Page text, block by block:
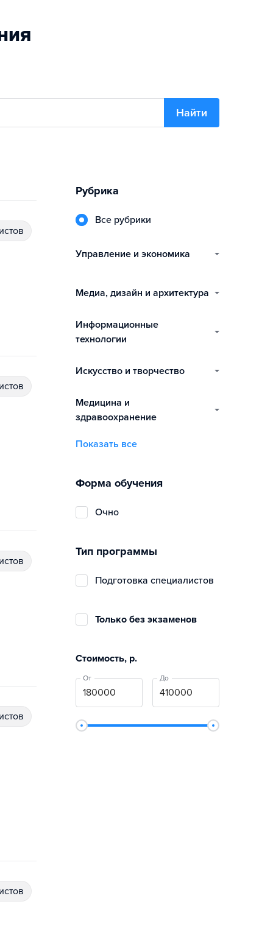
Найти
Рубрика
Все рубрики
управление и экономика
медиа, дизайн и архитектура
информационные
технологии
искусство и творчество
медицина и
здравоохранение
Показать все
Форма обучения
очно
Тип программы
подготовка специалистов
Только без экзаменов
Стоимость, р.
От До